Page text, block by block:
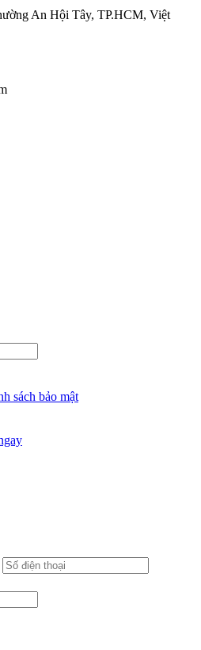
An Hội Tây, TP.HCM, Việt
sách bảo mật